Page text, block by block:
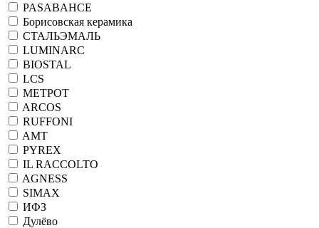
PASABAHCE
Борисовская керамика
СТАЛЬЭМАЛЬ
LUMINARC
BIOSTAL
LCS
МЕТРОТ
ARCOS
RUFFONI
AMT
PYREX
IL RACCOLTO
AGNESS
SIMAX
ИФЗ
Дулёво